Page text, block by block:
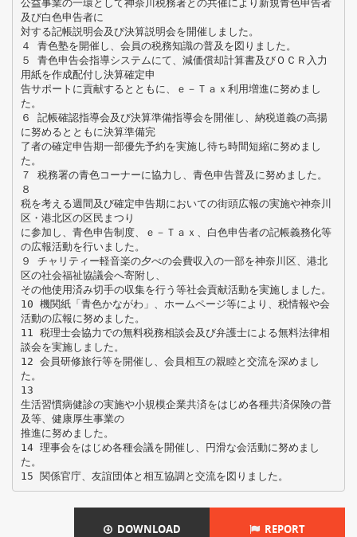
公益事業の一環として神奈川税務署との共催により新規青色申告者
及び白色申告者に
対する記帳説明会及び決算説明会を開催しました。
４ 青色塾を開催し、会員の税務知識の普及を図りました。
５ 青色申告会指導システムにて、減価償却計算書及びＯＣＲ入力
用紙を作成配付し決算確定申
告サポートに貢献するとともに、ｅ－Ｔａｘ利用増進に努めまし
た。
６ 記帳確認指導会及び決算準備指導会を開催し、納税道義の高揚
に努めるとともに決算準備完
了者の確定申告期一部優先予約を実施し待ち時間短縮に努めまし
た。
７ 税務署の青色コーナーに協力し、青色申告普及に努めました。
８
税を考える週間及び確定申告期においての街頭広報の実施や神奈川
区・港北区の区民まつり
に参加し、青色申告制度、ｅ－Ｔａｘ、白色申告者の記帳義務化等
の広報活動を行いました。
９ チャリティー軽音楽の夕べの会費収入の一部を神奈川区、港北
区の社会福祉協議会へ寄附し、
その他使用済み切手の収集を行う等社会貢献活動を実施しました。
10 機関紙「青色かながわ」、ホームページ等により、税情報や会
活動の広報に努めました。
11 税理士会協力での無料税務相談会及び弁護士による無料法律相
談会を実施しました。
12 会員研修旅行等を開催し、会員相互の親睦と交流を深めまし
た。
13
生活習慣病健診の実施や小規模企業共済をはじめ各種共済保険の普
及等、健康厚生事業の
推進に努めました。
14 理事会をはじめ各種会議を開催し、円滑な会活動に努めまし
た。
DOWNLOAD REPORT